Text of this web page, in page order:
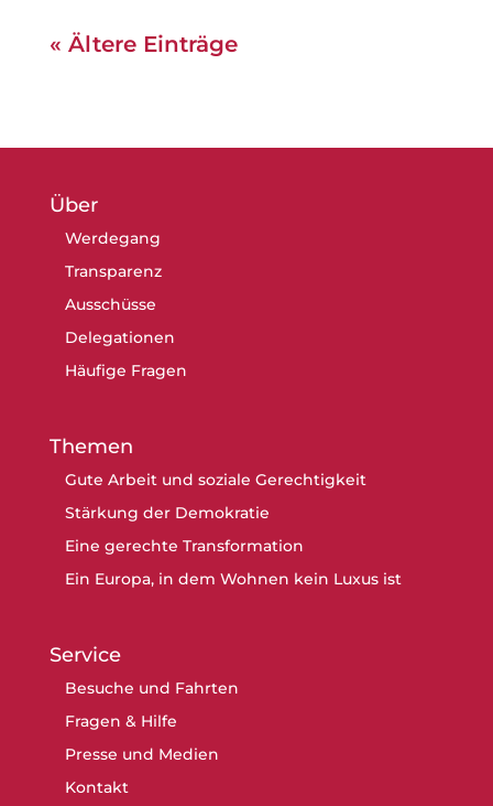
« Ältere Einträge
Über
Werdegang
Transparenz
Ausschüsse
Delegationen
Häufige Fragen
Themen
Gute Arbeit und soziale Gerechtigkeit
Stärkung der Demokratie
Eine gerechte Transformation
Ein Europa, in dem Wohnen kein Luxus ist
Service
Besuche und Fahrten
Fragen & Hilfe
Presse und Medien
Kontakt